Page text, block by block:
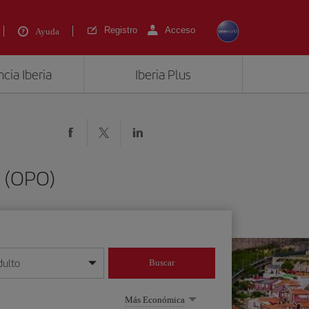
Ayuda Registro Acceso
Iberia Iberia Plus
mes/año
Buscar
Más Económica